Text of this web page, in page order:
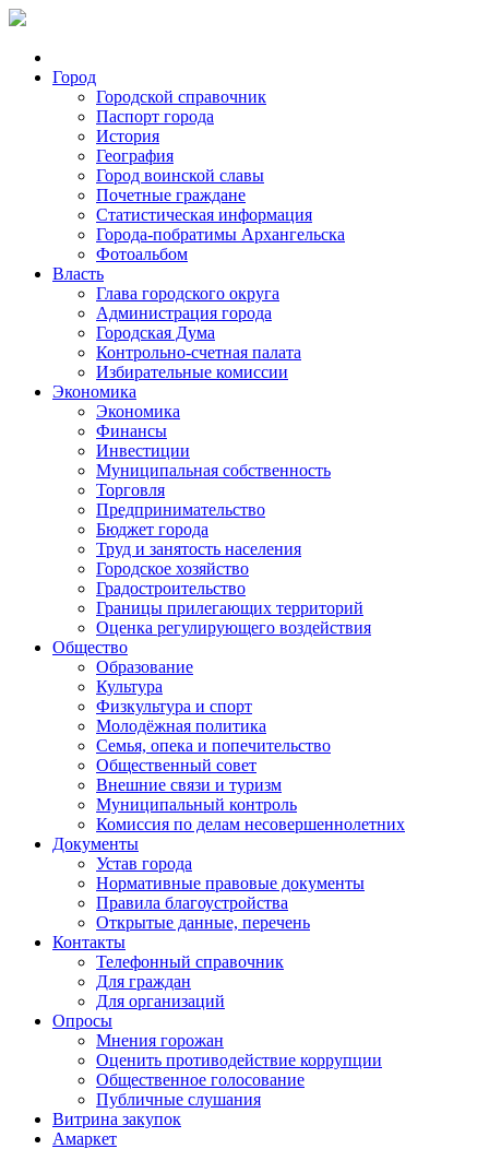
Город
Городской справочник
Паспорт города
История
География
Город воинской славы
Почетные граждане
Статистическая информация
Города-побратимы Архангельска
Фотоальбом
Власть
Глава городского округа
Администрация города
Городская Дума
Контрольно-счетная палата
Избирательные комиссии
Экономика
Экономика
Финансы
Инвестиции
Муниципальная собственность
Торговля
Предпринимательство
Бюджет города
Труд и занятость населения
Городское хозяйство
Градостроительство
Границы прилегающих территорий
Оценка регулирующего воздействия
Общество
Образование
Культура
Физкультура и спорт
Молодёжная политика
Семья, опека и попечительство
Общественный совет
Внешние связи и туризм
Муниципальный контроль
Комиссия по делам несовершеннолетних
Документы
Устав города
Нормативные правовые документы
Правила благоустройства
Открытые данные, перечень
Контакты
Телефонный справочник
Для граждан
Для организаций
Опросы
Мнения горожан
Оценить противодействие коррупции
Общественное голосование
Публичные слушания
Витрина закупок
Амаркет